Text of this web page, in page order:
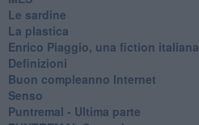
Le sardine
La plastica
​Enrico Piaggio, una fiction italiana
Definizioni
​Buon compleanno Internet
Senso
Puntremal - Ultima parte